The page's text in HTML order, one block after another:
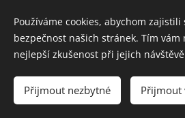
Nejlepší ženyse nezměnila a
kolegyně
se na
Emila Kruberta (BADE)
(Lemuři), když pánové mají
Používáme cookies, abychom
bezpečnost našich stránek. Tím
nejlepší zkušenost při jejich
Přijmout nezbytné Přijmout